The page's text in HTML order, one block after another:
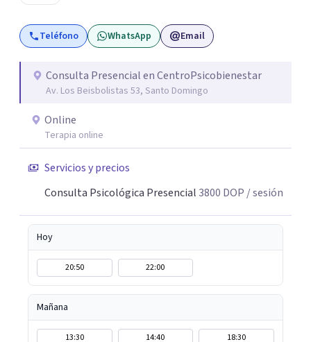
Teléfono WhatsApp Email
Consulta Presencial en CentroPsicobienestar
Av. Los Beisbolistas 53, Santo Domingo
Online
Terapia online
Servicios y precios
Consulta Psicológica Presencial3800 DOP / sesión
Hoy
20:50 22:00
Mañana
13:30 14:40
18:30